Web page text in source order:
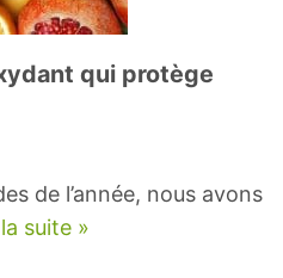
qui protège
de l’année, nous avons
suite »